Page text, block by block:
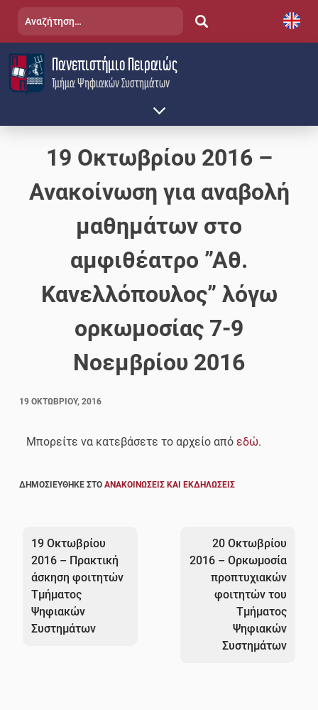
content
Τμήμα Ψηφιακών Συστημάτων
Πανεπιστήμιο Πειραιώς
Αναζήτηση
19 Οκτωβρίου 2016 –
Ανακοίνωση για αναβολή
μαθημάτων στο
αμφιθέατρο ”Αθ.
Κανελλόπουλος” λόγω
ορκωμοσίας 7-9
Νοεμβρίου 2016
19 ΟΚΤΩΒΡΊΟΥ, 2016
Μπορείτε να κατεβάσετε το αρχείο απόεδώ.
ΔΗΜΟΣΙΕΎΘΗΚΕ ΣΤΟΑΝΑΚΟΙΝΏΣΕΙΣ ΚΑΙ ΕΚΔΗΛΏΣΕΙΣ
άρθρων
19 Οκτωβρίου
2016 – Πρακτική
άσκηση φοιτητών
Τμήματος
Ψηφιακών
Συστημάτων
20 Οκτωβρίου
2016 – Ορκωμοσία
προπτυχιακών
φοιτητών του
Τμήματος
Ψηφιακών
Συστημάτων